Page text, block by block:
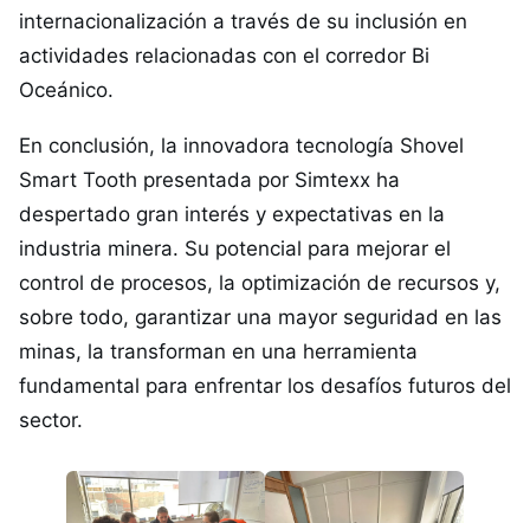
internacionalización a través de su inclusión en
actividades relacionadas con el corredor Bi
Oceánico.
En conclusión, la innovadora tecnología Shovel
Smart Tooth presentada por Simtexx ha
despertado gran interés y expectativas en la
industria minera. Su potencial para mejorar el
control de procesos, la optimización de recursos y,
sobre todo, garantizar una mayor seguridad en las
minas, la transforman en una herramienta
fundamental para enfrentar los desafíos futuros del
sector.